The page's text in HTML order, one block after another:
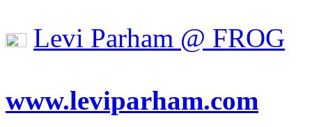
Levi Parham @ FROG
www.leviparham.com